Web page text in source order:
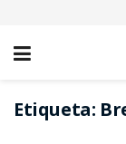
Etiqueta: